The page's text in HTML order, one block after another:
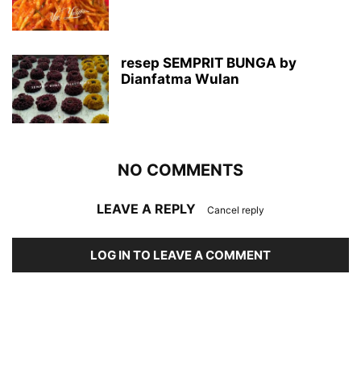
resep SEMPRIT BUNGA by
Dianfatma Wulan
NO COMMENTS
LEAVE A REPLY Cancel reply
LOG IN TO LEAVE A COMMENT